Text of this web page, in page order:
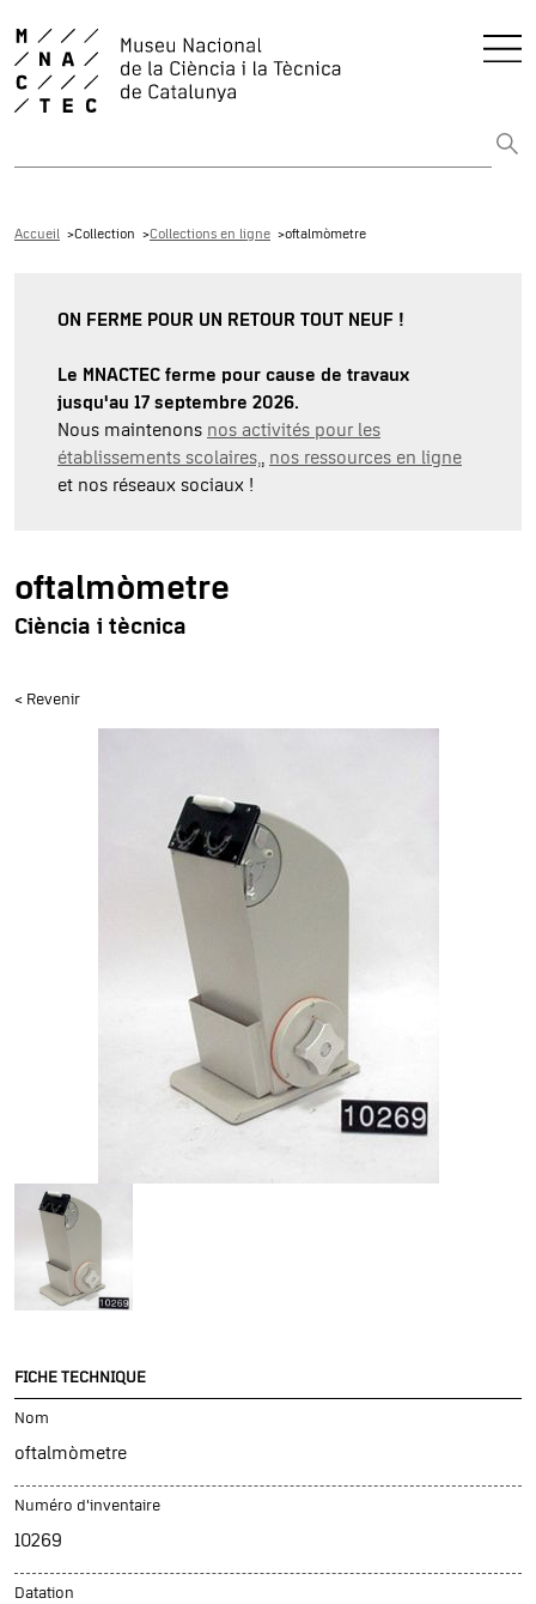
Accueil Collection Collections en ligne oftalmòmetre
ON FERME POUR UN RETOUR TOUT NEUF !
Le MNACTEC ferme pour cause de travaux
jusqu'au 17 septembre 2026.
Nous maintenons nos activités pour les
établissements scolaires,, nos ressources en ligne
et nos réseaux sociaux !
oftalmòmetre
Ciència i tècnica
< Revenir
FICHE TECHNIQUE
Nom
oftalmòmetre
Numéro d'inventaire
10269
Datation